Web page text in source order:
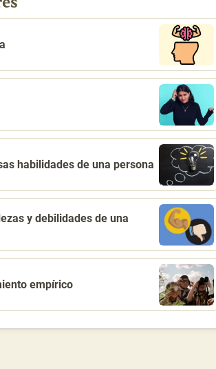
habilidades de una persona
y debilidades de una
empírico